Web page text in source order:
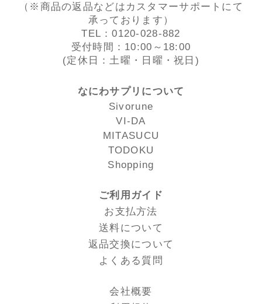
（※商品の返品などはカスタマーサポートにて
承っております）
TEL：0120-028-882
受付時間：10:00～18:00
(定休日：土曜・日曜・祝日)
なにわサプリについて
Sivorune
VI-DA
MITASUCU
TODOKU
Shopping
ご利用ガイド
お支払方法
送料について
返品交換について
よくある質問
会社概要